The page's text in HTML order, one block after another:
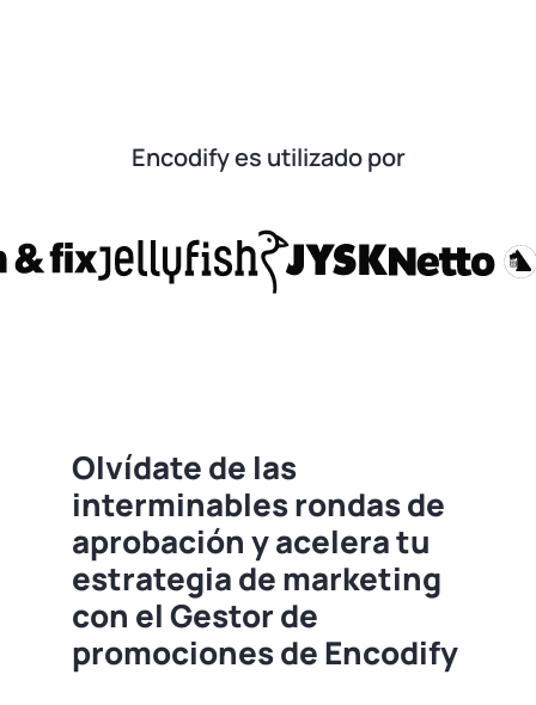
Encodify es utilizado por
Olvídate de las
interminables rondas de
aprobación y acelera tu
estrategia de marketing
con el Gestor de
promociones de Encodify